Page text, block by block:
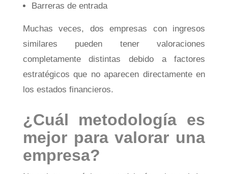
Barreras de entrada
Muchas veces, dos empresas con ingresos
similares pueden tener valoraciones
completamente distintas debido a factores
estratégicos que no aparecen directamente en
los estados financieros.
¿Cuál metodología es
mejor para valorar una
empresa?